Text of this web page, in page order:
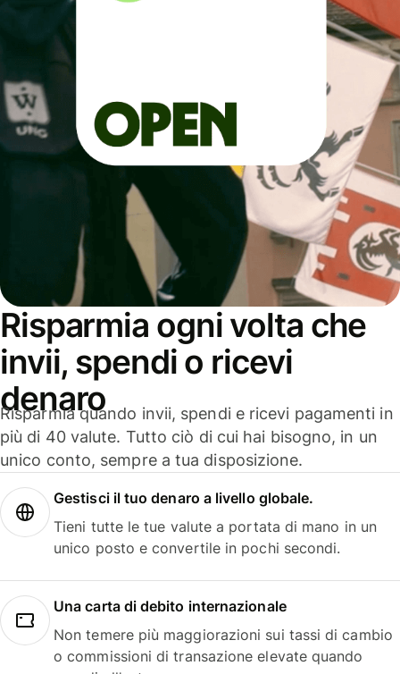
Risparmia ogni volta che
invii, spendi o ricevi
denaro
Risparmia quando invii, spendi e ricevi pagamenti in
più di 40 valute. Tutto ciò di cui hai bisogno, in un
unico conto, sempre a tua disposizione.
Gestisci il tuo denaro a livello globale.
Tieni tutte le tue valute a portata di mano in un
unico posto e convertile in pochi secondi.
Una carta di debito internazionale
Non temere più maggiorazioni sui tassi di cambio
o commissioni di transazione elevate quando